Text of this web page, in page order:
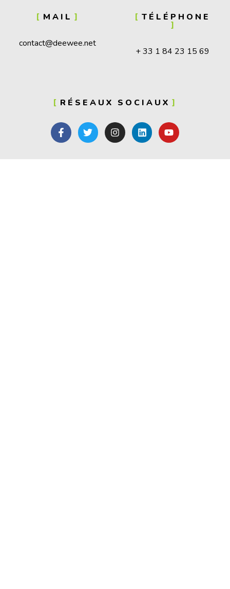
MAIL
contact@deewee.net
TÉLÉPHONE
+ 33 1 84 23 15 69
RÉSEAUX SOCIAUX